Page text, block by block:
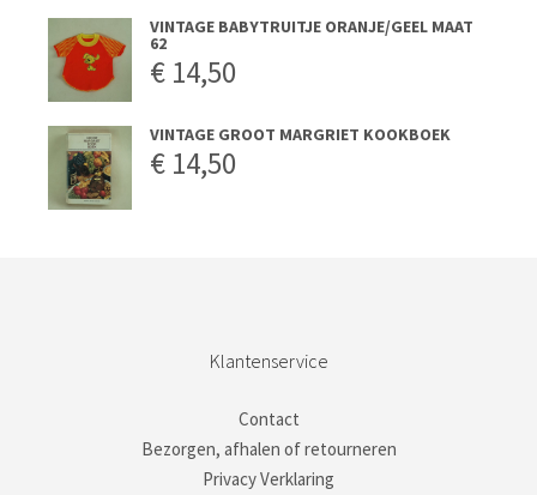
VINTAGE BABYTRUITJE ORANJE/GEEL MAAT
62
€ 14,50
VINTAGE GROOT MARGRIET KOOKBOEK
€ 14,50
Klantenservice
Contact
Bezorgen, afhalen of retourneren
Privacy Verklaring